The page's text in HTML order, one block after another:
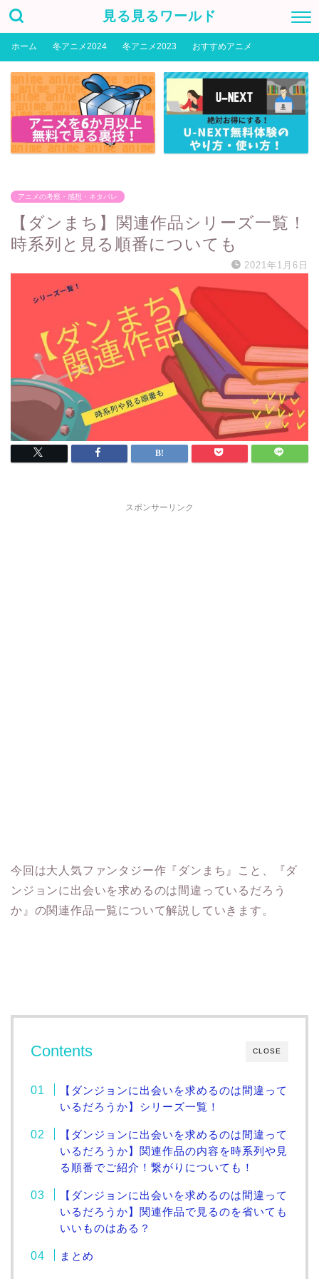
見る見るワールド
ホーム 冬アニメ2024 冬アニメ2023 おすすめアニメ
アニメの考察・感想・ネタバレ
【ダンまち】関連作品シリーズ一覧！
時系列と見る順番についても
2021年1月6日
スポンサーリンク
今回は大人気ファンタジー作『ダンまち』こと、『ダ
ンジョンに出会いを求めるのは間違っているだろう
か』の関連作品一覧について解説していきます。
CLOSE
Contents
【ダンジョンに出会いを求めるのは間違って
いるだろうか】シリーズ一覧！
【ダンジョンに出会いを求めるのは間違って
いるだろうか】関連作品の内容を時系列や見
る順番でご紹介！繋がりについても！
【ダンジョンに出会いを求めるのは間違って
いるだろうか】関連作品で見るのを省いても
いいものはある？
まとめ